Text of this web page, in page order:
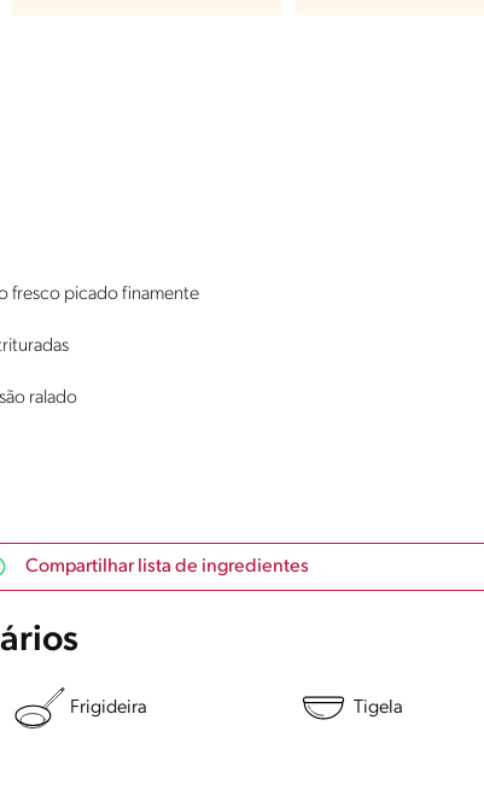
fresco picado finamente
ralado
Compartilhar lista de ingredientes
Frigideira Tigela